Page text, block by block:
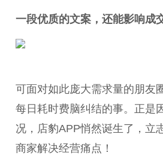
一段优质的文案，还能影响成
可面对如此庞大需求量的朋友
每日耗时费脑纠结的事。正是
况，店豹APP悄然诞生了，立
商家解决经营痛点！